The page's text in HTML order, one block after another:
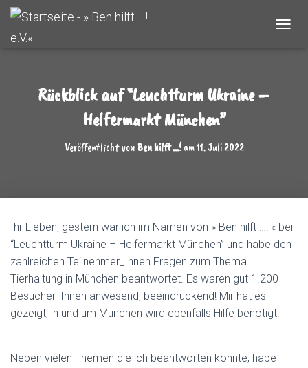
A
L
Rückblick auf “Leuchtturm Ukraine –
Helfermarkt München”
Veröffentlicht von Ben hilft ...!am11. Juli 2022
Ihr Lieben, gestern war ich im Namen von » Ben hilft …! « bei
“Leuchtturm Ukraine – Helfermarkt München” und habe den
zahlreichen Teilnehmer_Innen Fragen zum Thema
Tierhaltung in München beantwortet. Es waren gut 1.200
Besucher_Innen anwesend, beeindruckend! Mir hat es
gezeigt, in und um München wird ebenfalls Hilfe benötigt.
Neben vielen Themen die ich beantworten konnte, habe